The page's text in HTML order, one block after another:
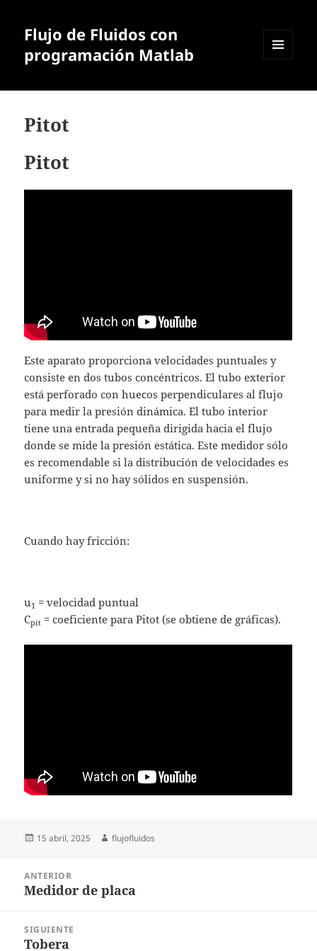
Flujo de Fluidos con
programación Matlab
WIDGETS
Pitot
Pitot
Este aparato proporciona velocidades puntuales y
consiste en dos tubos concéntricos. El tubo exterior
está perforado con huecos perpendiculares al flujo
para medir la presión dinámica. El tubo interior
tiene una entrada pequeña dirigida hacia el flujo
donde se mide la presión estática. Este medidor sólo
es recomendable si la distribución de velocidades es
uniforme y si no hay sólidos en suspensión.
Cuando hay fricción:
u 1 = velocidad puntual
Cpit = coeficiente para Pitot (se obtiene de gráficas).
Publicado
15 abril, 2025 Autor
flujofluidos
entradas
ANTERIOR
Entrada
Medidor de placa
SIGUIENTE
Siguiente
Tobera